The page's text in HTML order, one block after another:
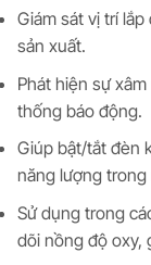
Giám sát vị trí
sản xuất.
Phát hiện sự
thống báo động.
Giúp bật/tắt đèn
năng lượng
Sử dụng trong
dõi nồng độ oxy,